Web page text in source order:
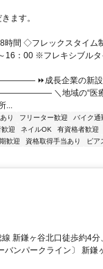
ます。
時間 ◇フレックスタイム
16：00 ※フレキシブルタ
⏩成長企業の新設
＼地域の“医療
...
り フリーター歓迎
バイク通
迎 ネイルOK 有資格者歓迎
歓迎 資格取得手当あり
ピア
新鎌ヶ谷北口徒歩約4分
ンパークライン〕 新鎌